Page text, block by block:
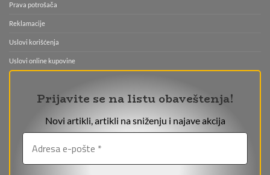
Prava potrošača
Reklamacije
Uslovi korišćenja
Uslovi online kupovine
Prijavite se na listu obaveštenja!
Novi artikli, artikli na sniženju i najave akcija